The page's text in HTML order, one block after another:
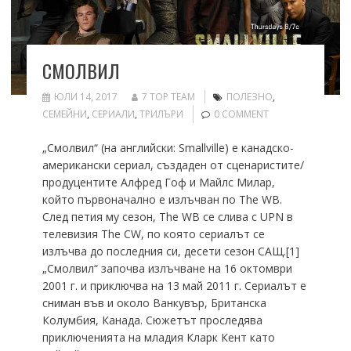
СМОЛВИЛ
ЮЛИ 14, 2017 7 TOP TEAM ПОЛЕЗНО,
СЕМЕЙНИ, СЕРИАЛИ, ТРИЛЪРИ 0 COMMENT
„Смолвил“ (на английски: Smallville) е канадско-
американски сериал, създаден от сценаристите/
продуцентите Алфред Гоф и Майлс Милар,
който първоначално е излъчван по The WB.
След петия му сезон, The WB се слива с UPN в
телевизия The CW, по която сериалът се
излъчва до последния си, десети сезон САЩ.[1]
„Смолвил“ започва излъчване на 16 октомври
2001 г. и приключва на 13 май 2011 г. Сериалът е
сниман във и около Ванкувър, Британска
Колумбия, Канада. Сюжетът проследява
приключенията на младия Кларк Кент като